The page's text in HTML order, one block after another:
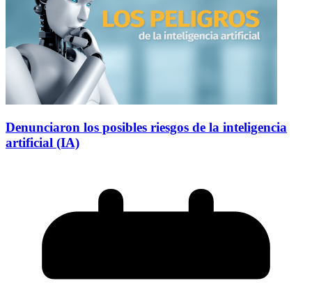
Denunciaron los posibles riesgos de la inteligencia
artificial (IA)